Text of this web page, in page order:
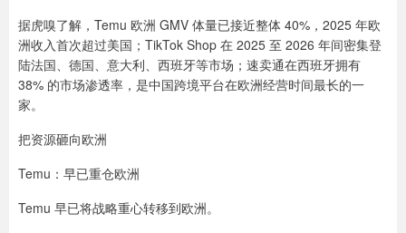
据虎嗅了解，Temu 欧洲 GMV 体量已接近整体 40%，2025 年欧
洲收入首次超过美国；TikTok Shop 在 2025 至 2026 年间密集登
陆法国、德国、意大利、西班牙等市场；速卖通在西班牙拥有
38% 的市场渗透率，是中国跨境平台在欧洲经营时间最长的一
家。
把资源砸向欧洲
Temu：早已重仓欧洲
Temu 早已将战略重心转移到欧洲。